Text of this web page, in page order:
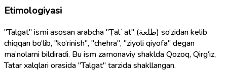
Etimologiyasi
"Talgat" ismi asosan arabcha "Ṭalʿat" (طلعة) so‘zidan kelib
chiqqan bo‘lib, "ko‘rinish", "chehra", "ziyoli qiyofa" degan
ma’nolarni bildiradi. Bu ism zamonaviy shaklda Qozoq, Qirg‘iz,
Tatar xalqlari orasida "Talgat" tarzida shakllangan.